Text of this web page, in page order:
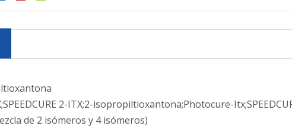
2-ITX;2-isopropiltioxantona;Photocure-
de 2 isómeros y 4 isómeros)